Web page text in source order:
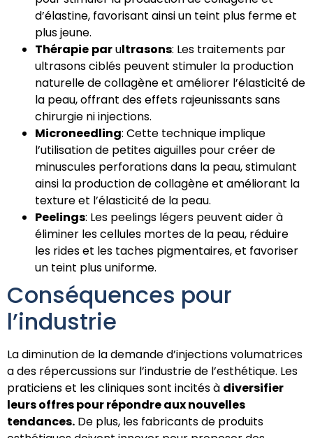
d’élastine, favorisant ainsi un teint plus ferme et
plus jeune.
Thérapie parultrasons: Les traitements par
ultrasons ciblés peuvent stimuler la production
naturelle de collagène et améliorer l’élasticité de
la peau, offrant des effets rajeunissants sans
chirurgie ni injections.
Microneedling: Cette technique implique
l’utilisation de petites aiguilles pour créer de
minuscules perforations dans la peau, stimulant
ainsi la production de collagène et améliorant la
texture et l’élasticité de la peau.
Peelings: Les peelings légers peuvent aider à
éliminer les cellules mortes de la peau, réduire
les rides et les taches pigmentaires, et favoriser
un teint plus uniforme.
Conséquences pour
l’industrie
La diminution de la demande d’injections volumatrices
a des répercussions sur l’industrie de l’esthétique. Les
praticiens et les cliniques sont incités à diversifier
leurs offres pour répondre aux nouvelles
tendances. De plus, les fabricants de produits